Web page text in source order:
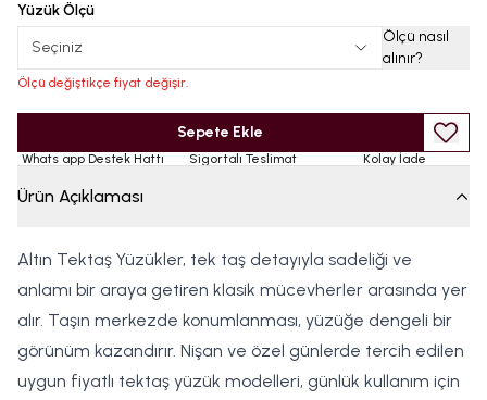
Yüzük Ölçü
Seçiniz
Ölçü nasıl
alınır?
Ölçü değiştikçe fiyat değişir.
Sepete Ekle
Whats app Destek Hattı Sigortalı Teslimat Kolay İade
Ürün Açıklaması
Altın Tektaş Yüzükler, tek taş detayıyla sadeliği ve
anlamı bir araya getiren klasik mücevherler arasında yer
alır. Taşın merkezde konumlanması, yüzüğe dengeli bir
görünüm kazandırır. Nişan ve özel günlerde tercih edilen
uygun fiyatlı tektaş yüzük modelleri, günlük kullanım için